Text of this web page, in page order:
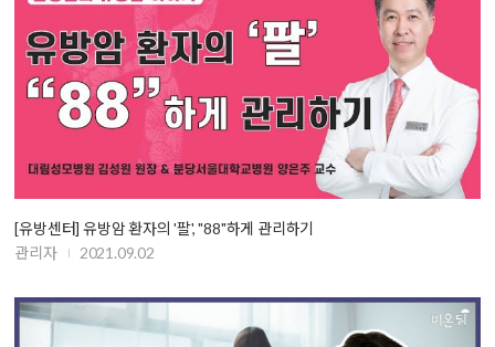
[유방센터] 유방암 환자의 '팔', "88"하게 관리하기
관리자
2021.09.02